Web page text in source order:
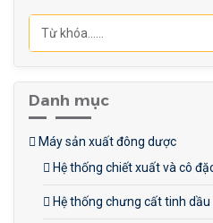
630×265×530mm
Khoảng 29kg
Danh mục
Máy sản xuất đông dược
Hệ thống chiết xuất và cô
Hệ thống chưng cất tinh dầu